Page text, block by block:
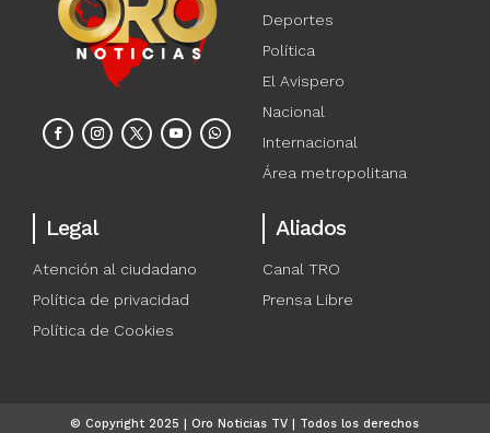
Deportes
Política
El Avispero
Nacional
Internacional
Área metropolitana
Legal
Atención al ciudadano
Política de privacidad
Política de Cookies
Aliados
Canal TRO
Prensa Libre
© Copyright 2025 | Oro Noticias TV | Todos los derechos